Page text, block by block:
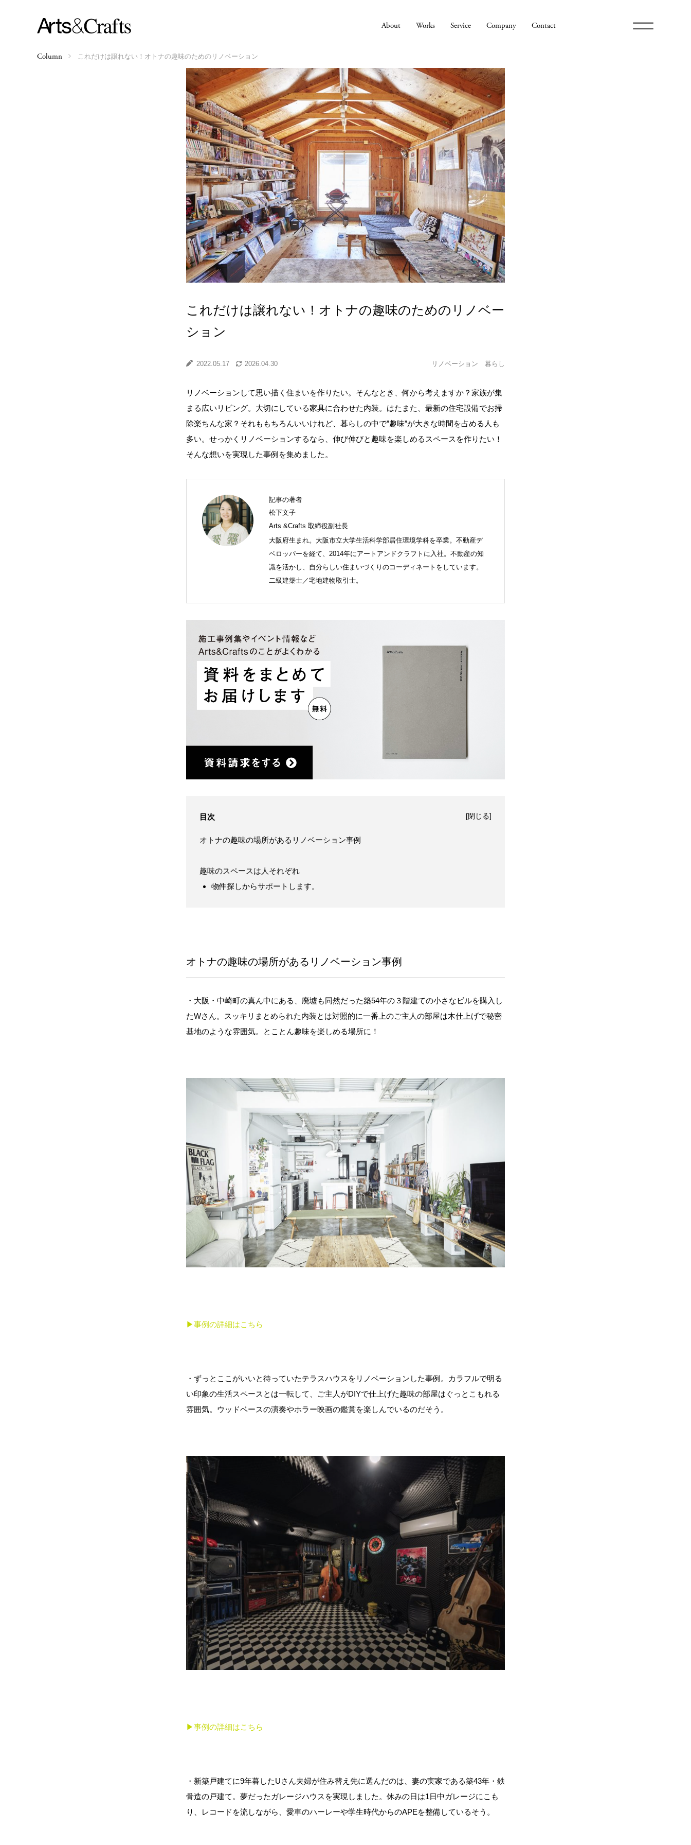
About Works Service Company Contact
Column これだけは譲れない！オトナの趣味のためのリノベーション
これだけは譲れない！オトナの趣味のためのリノベー
ション
2022.05.17 2026.04.30 リノベーション 暮らし
リノベーションして思い描く住まいを作りたい。そんなとき、何から考えますか？家族が集
まる広いリビング。大切にしている家具に合わせた内装。はたまた、最新の住宅設備でお掃
除楽ちんな家？それももちろんいいけれど、暮らしの中で”趣味”が大きな時間を占める人も
多い。せっかくリノベーションするなら、伸び伸びと趣味を楽しめるスペースを作りたい！
そんな想いを実現した事例を集めました。
記事の著者
松下文子
Arts &Crafts 取締役副社長
大阪府生まれ。大阪市立大学生活科学部居住環境学科を卒業。不動産デ
ベロッパーを経て、2014年にアートアンドクラフトに入社。不動産の知
識を活かし、自分らしい住まいづくりのコーディネートをしています。
二級建築士／宅地建物取引士。
目次 [閉じる]
オトナの趣味の場所があるリノベーション事例
趣味のスペースは人それぞれ
物件探しからサポートします。
オトナの趣味の場所があるリノベーション事例
・大阪・中崎町の真ん中にある、廃墟も同然だった築54年の３階建ての小さなビルを購入し
たWさん。スッキリまとめられた内装とは対照的に一番上のご主人の部屋は木仕上げで秘密
基地のような雰囲気。とことん趣味を楽しめる場所に！
▶︎事例の詳細はこちら
・ずっとここがいいと待っていたテラスハウスをリノベーションした事例。カラフルで明る
い印象の生活スペースとは一転して、ご主人がDIYで仕上げた趣味の部屋はぐっとこもれる
雰囲気。ウッドベースの演奏やホラー映画の鑑賞を楽しんでいるのだそう。
▶︎事例の詳細はこちら
・新築戸建てに9年暮したUさん夫婦が住み替え先に選んだのは、妻の実家である築43年・鉄
骨造の戸建て。夢だったガレージハウスを実現しました。休みの日は1日中ガレージにこも
り、レコードを流しながら、愛車のハーレーや学生時代からのAPEを整備しているそう。